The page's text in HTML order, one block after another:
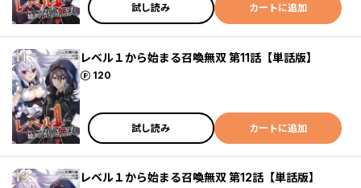
試し読み カートに追加
レベル１から始まる召喚無双 第11話【単話版】
120
ポイント
試し読み カートに追加
レベル１から始まる召喚無双 第12話【単話版】